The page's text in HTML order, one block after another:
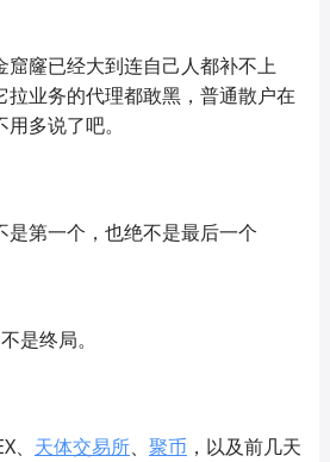
窟窿已经大到连自己人都补不上
拉业务的代理都敢黑，普通散户在
多说了吧。
是第一个，也绝不是最后一个
是终局。
天体交易所、 聚币 ，以及前几天